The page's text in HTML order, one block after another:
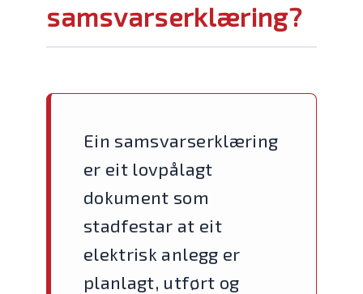
samsvarserklæring?
Ein samsvarserklæring
er eit lovpålagt
dokument som
stadfestar at eit
elektrisk anlegg er
planlagt, utført og